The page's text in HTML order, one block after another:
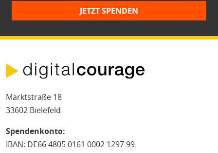
JETZT SPENDEN
Marktstraße 18
33602 Bielefeld
Spendenkonto:
IBAN: DE66 4805 0161 0002 1297 99